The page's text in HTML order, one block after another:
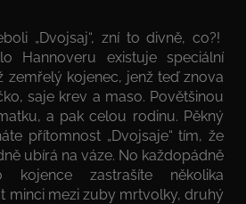
„Dvojsaj“, zní to divně, co?!
Hannoveru existuje speciální
zemřelý kojenec, jenž teď znova
saje krev a maso. Povětšinou
a pak celou rodinu. Pěkný
přítomnost „Dvojsaje“ tím, že
ubírá na váze. No každopádně
kojence zastrašíte několika
minci mezi zuby mrtvolky, druhý